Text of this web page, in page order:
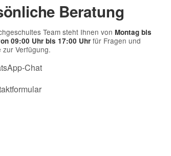
Beratung
Team steht Ihnen von Montag bis
09:00 Uhr bis 17:00 Uhr für Fragen und
zur Verfügung.
Chat